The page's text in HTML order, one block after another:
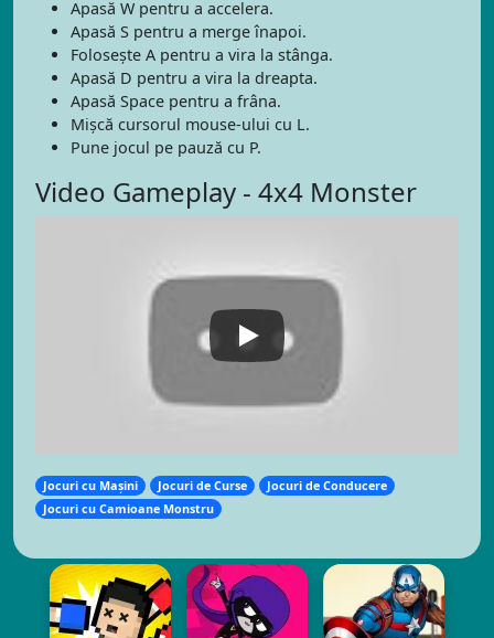
Apasă W pentru a accelera.
Apasă S pentru a merge înapoi.
Folosește A pentru a vira la stânga.
Apasă D pentru a vira la dreapta.
Apasă Space pentru a frâna.
Mişcă cursorul mouse-ului cu L.
Pune jocul pe pauză cu P.
Video Gameplay - 4x4 Monster
Jocuri cu Mașini Jocuri de Curse
Jocuri de Conducere
Jocuri cu Camioane Monstru